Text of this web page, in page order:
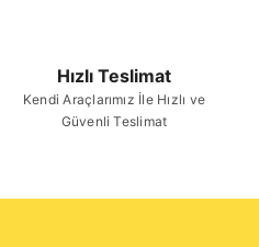
Hızlı Teslimat
Kendi Araçlarımız İle Hızlı ve
Güvenli Teslimat